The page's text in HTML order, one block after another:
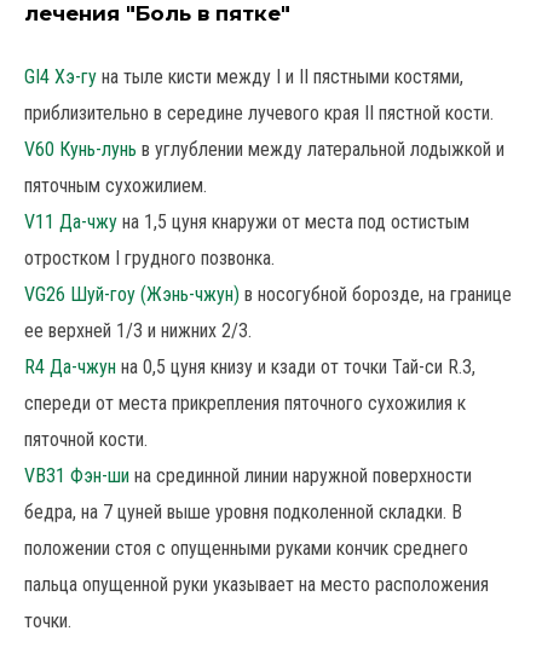
лечения "Боль в пятке"
GI4 Хэ-гу на тыле кисти между I и II пястными костями,
приблизительно в середине лучевого края II пястной кости.
V60 Кунь-лунь в углублении между латеральной лодыжкой и
пяточным сухожилием.
V11 Да-чжу на 1,5 цуня кнаружи от места под остистым
отростком I грудного позвонка.
VG26 Шуй-гоу (Жэнь-чжун) в носогубной борозде, на границе
ее верхней 1/3 и нижних 2/3.
R4 Да-чжун на 0,5 цуня книзу и кзади от точки Тай-си R.3,
спереди от места прикрепления пяточного сухожилия к
пяточной кости.
VB31 Фэн-ши на срединной линии наружной поверхности
бедра, на 7 цуней выше уровня подколенной складки. В
положении стоя с опущенными руками кончик среднего
пальца опущенной руки указывает на место расположения
точки.